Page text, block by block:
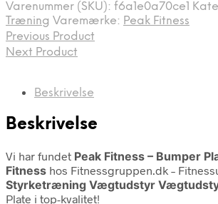
Varenummer (SKU): f6a1e0a70ce1
Træning Varemærke: Peak Fitness
Previous Product
Next Product
Beskrivelse
Beskrivelse
Vi har fundet Peak Fitness – Bumper
Fitness hos Fitnessgruppen.dk –
Styrketræning Vægtudstyr
Plate i top-kvalitet!